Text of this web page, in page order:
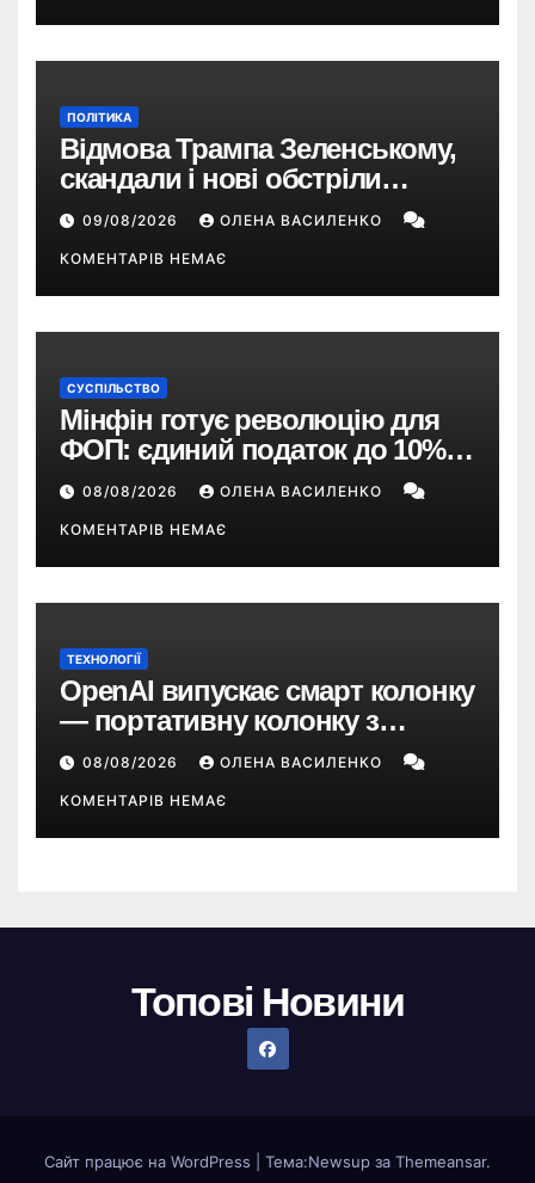
ПОЛІТИКА
Відмова Трампа Зеленському,
скандали і нові обстріли
України – що пішло не так?
09/08/2026 ОЛЕНА ВАСИЛЕНКО
КОМЕНТАРІВ НЕМАЄ
СУСПІЛЬСТВО
Мінфін готує революцію для
ФОП: єдиний податок до 10%,
ПДВ з 2028 року та перегляд 2-ї
групи
08/08/2026 ОЛЕНА ВАСИЛЕНКО
КОМЕНТАРІВ НЕМАЄ
ТЕХНОЛОГІЇ
OpenAI випускає смарт колонку
— портативну колонку з
ChatGPT, камерою та цінником
понад $300
08/08/2026 ОЛЕНА ВАСИЛЕНКО
КОМЕНТАРІВ НЕМАЄ
Топові Новини
Сайт працює на WordPress Тема:Newsup за Themeansar.